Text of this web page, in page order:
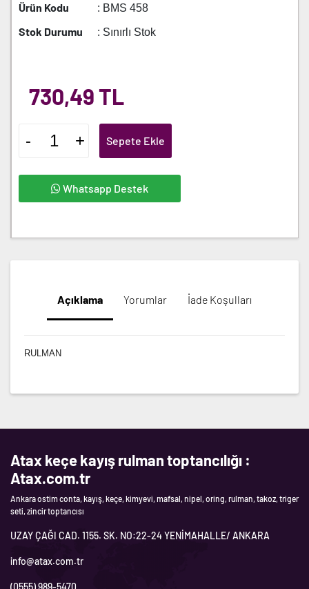
Ürün Kodu
: BMS 458
Stok Durumu : Sınırlı Stok
730,49 TL
- + Sepete Ekle
Whatsapp Destek
Açıklama Yorumlar İade Koşulları
RULMAN
Atax keçe kayış rulman toptancılığı :
Atax.com.tr
Ankara ostim conta, kayış, keçe, kimyevi, mafsal, nipel, oring, rulman, takoz, triger
seti, zincir toptancısı
UZAY ÇAĞI CAD. 1155. SK. NO:22-24 YENİMAHALLE/ ANKARA
info@atax.com.tr
(0555) 989-5470